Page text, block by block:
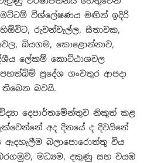
විශ්ලේෂණය මඟින් ඉදිරි
රුවන්වැල්ල, සීතාවක,
බියගම, කොළොන්නාව,
ලේකම් කොට්ඨාශවල
ප්‍රදේශ ගංවතුර ආපදා
බවයි.
දෙපාර්තමේන්තුව නිකුත් කළ
අද දිනයේ ද දිවයිනේ
ඇදහැලීම බලාපොරොත්තු විය
මධ්‍යම, දකුණු සහ වයඹ